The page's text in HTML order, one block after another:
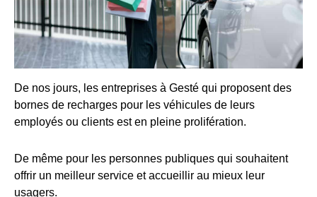
De nos jours, les entreprises à Gesté qui proposent des
bornes de recharges pour les véhicules de leurs
employés ou clients est en pleine prolifération.
De même pour les personnes publiques qui souhaitent
offrir un meilleur service et accueillir au mieux leur
usagers.